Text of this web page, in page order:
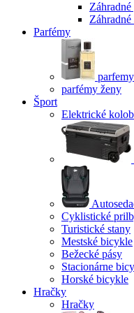
Parfémy
parfémy ženy
Šport
Elektrické
Cyklistické
Turistické stany
Mestské bicykle
Bežecké pásy
Stacionárne
Horské bicykle
Hračky
Hračky